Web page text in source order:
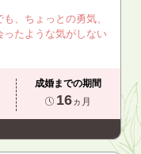
も、ちょっとの勇気、
ったような気がしない
成婚までの期間
16ヵ月